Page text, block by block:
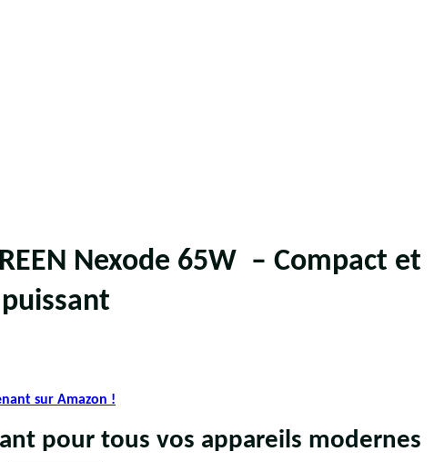
Nexode 65W – Compact et
puissant
sur Amazon !
pour tous vos appareils modernes